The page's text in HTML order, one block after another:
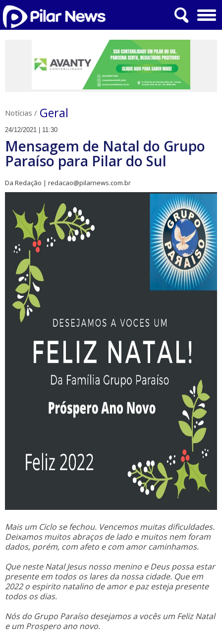
Notícias / Geral
24/12/2021 | 11:30
Mensagem de Natal do Grupo
Paraíso para Pilar do Sul
Da Redação | redacao@pilarnews.com.br
Mais um Ciclo se fechou. Vencemos muitas dificuldades.
Deixamos muitos abraços de lado e muitos nem foram
dados, porém, com afeto e com amor caminhamos.
Que neste Natal Jesus nosso menino e Deus possa estar
presente em todos os lares da nossa cidade. Que em
2022 o espirito natalino de amor e paz esteja presente
todos os dias.
Nós do Grupo Paraíso desejamos a vocês um Feliz Natal
e um Prospero ano novo.